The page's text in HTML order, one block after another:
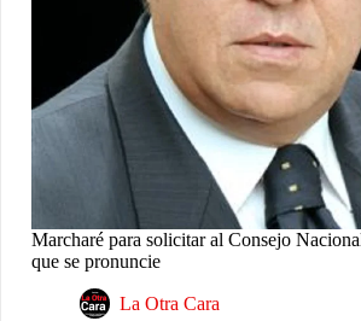
Marcharé para solicitar al Consejo
que se pronuncie
La Otra Cara